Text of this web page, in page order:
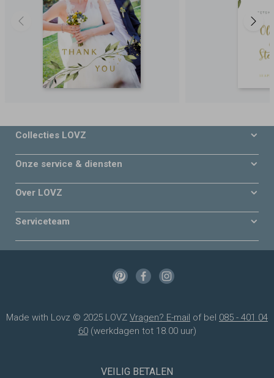
Collecties LOVZ
Onze service & diensten
Over LOVZ
Serviceteam
Made with Lovz © 2025 LOVZ Vragen? E-mail of bel 085 - 401 04
60(werkdagen tot 18.00 uur)
VEILIG BETALEN